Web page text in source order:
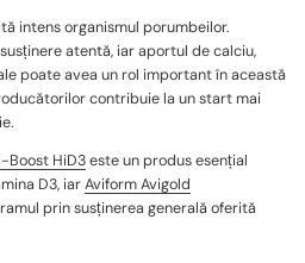
intens organismul porumbeilor.
atentă, iar aportul de calciu,
poate avea un rol important în această
contribuie la un start mai
Boost HiD3este un produs esențial
D3, iarAviform Avigold
prin susținerea generală oferită